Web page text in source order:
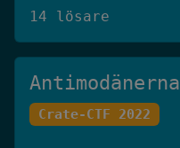
14 lösare
Antimodänerna
Crate-CTF 2022